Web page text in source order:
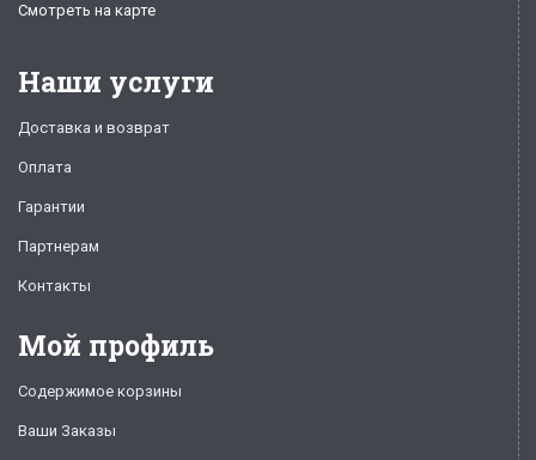
Смотреть на карте
Наши услуги
Доставка и возврат
Оплата
Гарантии
Партнерам
Контакты
Мой профиль
Содержимое корзины
Ваши Заказы